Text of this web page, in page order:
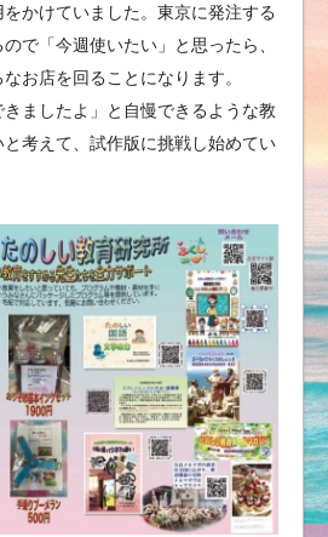
かけていました。東京に発注する
で「今週使いたい」と思ったら、
お店を回ることになります。
ましたよ」と自慢できるような教
考えて、試作版に挑戦し始めてい